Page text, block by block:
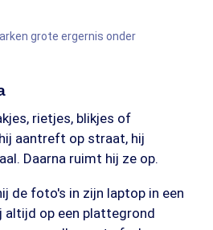
grote ergernis onder
rietjes, blikjes of
aantreft op straat, hij
Daarna ruimt hij ze op.
de foto's in zijn laptop in een
altijd op een plattegrond